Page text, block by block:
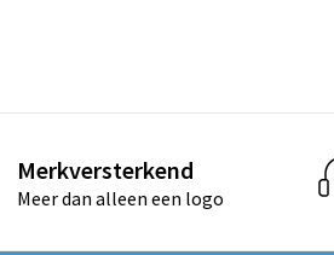
Merkversterkend
Meer dan alleen een logo